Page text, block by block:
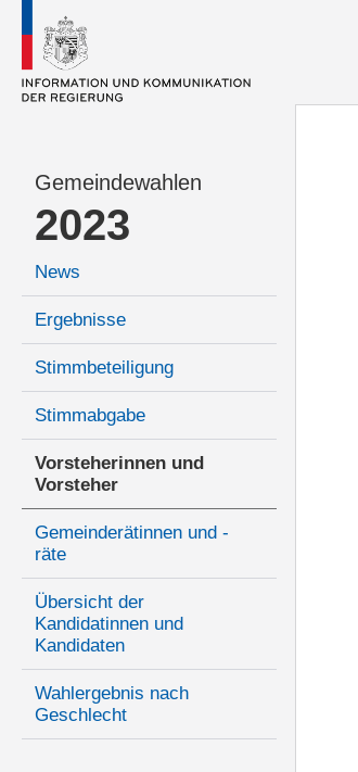
Gemeindewahlen
2023
News
Ergebnisse
Stimmbeteiligung
Stimmabgabe
Vorsteherinnen und
Vorsteher
Gemeinderätinnen und -
räte
Übersicht der
Kandidatinnen und
Kandidaten
Wahlergebnis nach
Geschlecht